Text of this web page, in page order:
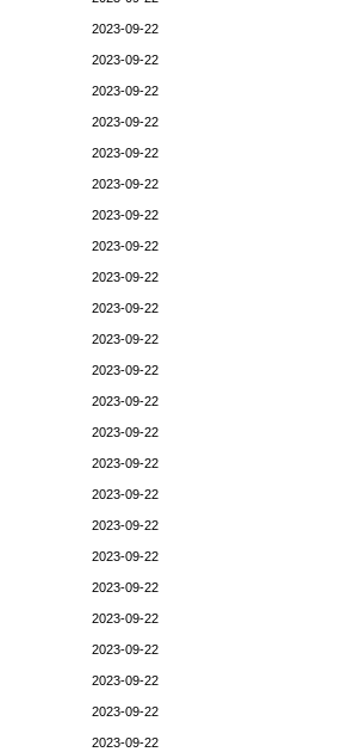
2023-09-22
2023-09-22
2023-09-22
2023-09-22
2023-09-22
2023-09-22
2023-09-22
2023-09-22
2023-09-22
2023-09-22
2023-09-22
2023-09-22
2023-09-22
2023-09-22
2023-09-22
2023-09-22
2023-09-22
2023-09-22
2023-09-22
2023-09-22
2023-09-22
2023-09-22
2023-09-22
2023-09-22